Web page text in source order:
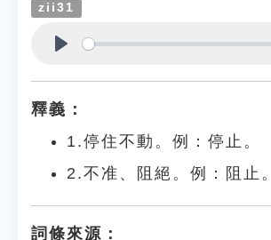
zii31
釋義：
1.停住不動。例：停止。
2.不准、阻絕。例：阻止。
詞條來源：